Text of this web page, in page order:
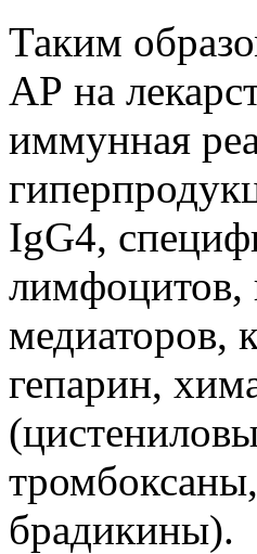
Таким
АР на
иммунная
IgG4,
лимфоцитов,
медиаторов,
гепарин,
брадикины).